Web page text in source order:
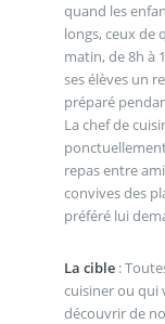
quand les
longs, ceux de
matin, de 8h à
ses élèves un
préparé
La chef de
repas entre
convives des
préféré lui
La cible:
cuisiner ou qui
découvrir de